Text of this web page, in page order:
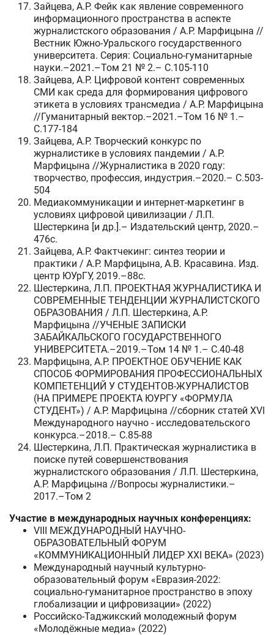
Зайцева, А.Р. Фейк как явление современного
информационного пространства в аспекте
журналистского образования / А.Р. Марфицына //
Вестник Южно-Уральского государственного
университета. Серия: Социально-гуманитарные
науки.–2021.–Том 21 № 2.– C.105-110
Зайцева, А.Р. Цифровой контент современных
СМИ как среда для формирования цифрового
этикета в условиях трансмедиа / А.Р. Марфицына
//Гуманитарный вектор.–2021.–Том 16 № 1.–
C.177-184
Зайцева, А.Р. Творческий конкурс по
журналистике в условиях пандемии / А.Р.
Марфицына //Журналистика в 2020 году:
творчество, профессия, индустрия.–2020.– C.503-
504
Медиакоммуникации и интернет-маркетинг в
условиях цифровой цивилизации / Л.П.
Шестеркина [и др.].– Издательский центр, 2020.–
476c.
Зайцева, А.Р. Фактчекинг: синтез теории и
практики / А.Р. Марфицына, А.В. Красавина. Изд.
центр ЮУрГУ, 2019.–88c.
Шестеркина, Л.П. ПРОЕКТНАЯ ЖУРНАЛИСТИКА И
СОВРЕМЕННЫЕ ТЕНДЕНЦИИ ЖУРНАЛИСТСКОГО
ОБРАЗОВАНИЯ / Л.П. Шестеркина, А.Р.
Марфицына //УЧЕНЫЕ ЗАПИСКИ
ЗАБАЙКАЛЬСКОГО ГОСУДАРСТВЕННОГО
УНИВЕРСИТЕТА.–2019.–Том 14 № 1.– C.40-48
Марфицына, А.Р. ПРОЕКТНОЕ ОБУЧЕНИЕ КАК
СПОСОБ ФОРМИРОВАНИЯ ПРОФЕССИОНАЛЬНЫХ
КОМПЕТЕНЦИЙ У СТУДЕНТОВ-ЖУРНАЛИСТОВ
(НА ПРИМЕРЕ ПРОЕКТА ЮУРГУ «ФОРМУЛА
СТУДЕНТ») / А.Р. Марфицына //сборник статей XVI
Международного научно - исследовательского
конкурса.–2018.– C.85-88
Шестеркина, Л.П. Практическая журналистика в
поиске путей совершенствования
журналистского образования / Л.П. Шестеркина,
А.Р. Марфицына //Вопросы журналистики.–
2017.–Том 2
Участие в международных научных конференциях:
VIII МЕЖДУНАРОДНЫЙ НАУЧНО-
ОБРАЗОВАТЕЛЬНЫЙ ФОРУМ
«КОММУНИКАЦИОННЫЙ ЛИДЕР XXI ВЕКА» (2023)
Международный научный культурно-
образовательный форум «Евразия-2022:
социально-гуманитарное пространство в эпоху
глобализации и цифровизации» (2022)
Российско-Таджикский молодежный форум
«Молодёжные медиа» (2022)